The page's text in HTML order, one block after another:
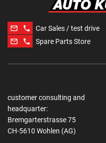
mail_outline phone Car Sales / test drive
mail_outline
phone Spare Parts Store
customer consulting and
headquarter:
Bremgarterstrasse 75
CH-5610 Wohlen (AG)